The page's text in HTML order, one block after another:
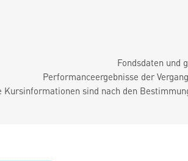
Fondsdaten und
Performanceergebnisse der
Kursinformationen sind nach den